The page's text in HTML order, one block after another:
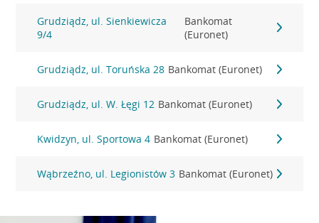
Grudziądz, ul. Sienkiewicza
9/4
Bankomat
(Euronet)
Grudziądz, ul. Toruńska 28 Bankomat (Euronet)
Grudziądz, ul. W. Łęgi 12 Bankomat (Euronet)
Kwidzyn, ul. Sportowa 4 Bankomat (Euronet)
Wąbrzeźno, ul. Legionistów 3 Bankomat (Euronet)